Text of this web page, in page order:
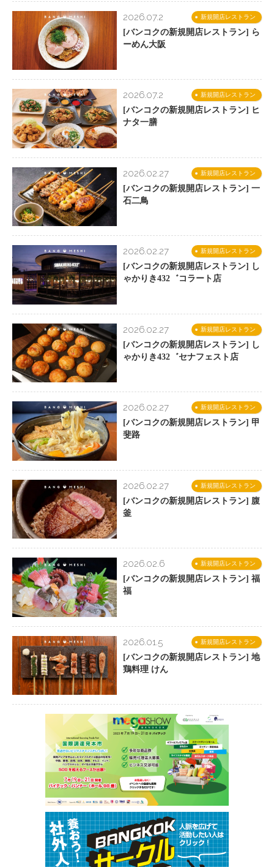
新規開店レストラン
2026.07.2
[バンコクの新規開店レストラン] ら
ーめん大阪
新規開店レストラン
2026.07.2
[バンコクの新規開店レストラン] ヒ
ナタ一膳
新規開店レストラン
2026.02.27
[バンコクの新規開店レストラン] 一
石二鳥
新規開店レストラン
2026.02.27
[バンコクの新規開店レストラン] し
ゃかりき432゛コラート店
新規開店レストラン
2026.02.27
[バンコクの新規開店レストラン] し
ゃかりき432゛セナフェスト店
新規開店レストラン
2026.02.27
[バンコクの新規開店レストラン] 甲
斐路
新規開店レストラン
2026.02.27
[バンコクの新規開店レストラン] 腹
釜
新規開店レストラン
2026.02.6
[バンコクの新規開店レストラン] 福
福
新規開店レストラン
2026.01.5
[バンコクの新規開店レストラン] 地
鶏料理 けん